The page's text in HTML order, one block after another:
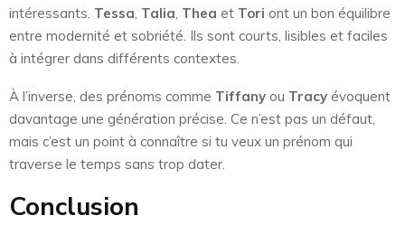
intéressants. Tessa Talia Thea et Tori ont un bon équilibre
entre modernité et sobriété. Ils sont courts, lisibles et faciles
à intégrer dans différents contextes.
À l’inverse, des prénoms comme Tiffany ou Tracy évoquent
davantage une génération précise. Ce n’est pas un défaut,
mais c’est un point à connaître si tu veux un prénom qui
traverse le temps sans trop dater.
Conclusion